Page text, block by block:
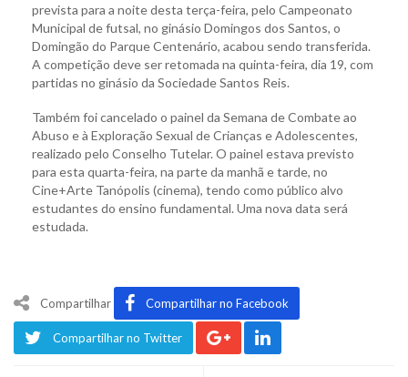
prevista para a noite desta terça-feira, pelo Campeonato
Municipal de futsal, no ginásio Domingos dos Santos, o
Domingão do Parque Centenário, acabou sendo transferida.
A competição deve ser retomada na quinta-feira, dia 19, com
partidas no ginásio da Sociedade Santos Reis.
Também foi cancelado o painel da Semana de Combate ao
Abuso e à Exploração Sexual de Crianças e Adolescentes,
realizado pelo Conselho Tutelar. O painel estava previsto
para esta quarta-feira, na parte da manhã e tarde, no
Cine+Arte Tanópolis (cinema), tendo como público alvo
estudantes do ensino fundamental. Uma nova data será
estudada.
Compartilhar Compartilhar no Facebook
Compartilhar no Twitter